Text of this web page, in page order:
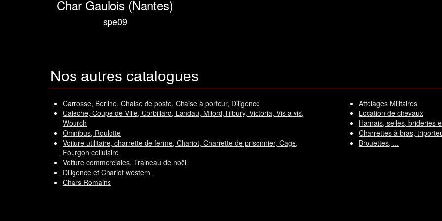
Char Gaulois (Nantes)
spe09
Nos autres catalogues
Carrosse, Berline, Chaise de poste, Chaise à porteur, Diligence
Calèche, Coupé de Ville, Corbillard, Landau, Milord,Tilbury, Victoria, Vis à vis,
Wourch
Omnibus, Roulotte
Voiture utilitaire, charrette de ferme, Chariot, Charrette de prisonnier, Cage,
Fourgon cellulaire
Voiture commerciales, Traineau de noël
Diligence et Chariot western
Chars Romains
Attelages Militaires
Location de chevaux
Harnais, selles, brideries
Charrettes à bras,
Brouettes, ...